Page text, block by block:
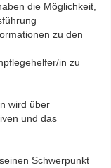
die Möglichkeit,
zu den
in zu
wird über
und das
Schwerpunkt